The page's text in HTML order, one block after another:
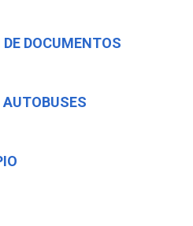
DOCUMENTOS
AUTOBUSES